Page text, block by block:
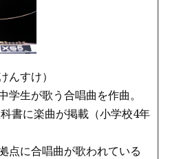
んすけ）
学生が歌う合唱曲を作曲。
書に楽曲が掲載（小学校4年
点に合唱曲が歌われている